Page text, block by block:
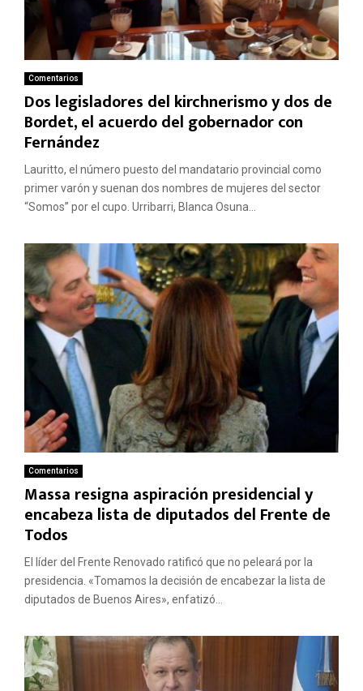
Comentarios
Dos legisladores del kirchnerismo y dos de
Bordet, el acuerdo del gobernador con
Fernández
Lauritto, el número puesto del mandatario provincial como
primer varón y suenan dos nombres de mujeres del sector
“Somos” por el cupo. Urribarri, Blanca Osuna...
Comentarios
Massa resigna aspiración presidencial y
encabeza lista de diputados del Frente de
Todos
El líder del Frente Renovado ratificó que no peleará por la
presidencia. «Tomamos la decisión de encabezar la lista de
diputados de Buenos Aires», enfatizó...